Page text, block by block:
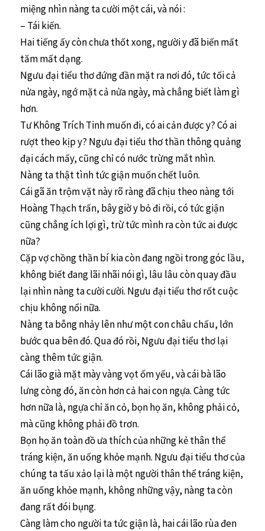
miệng nhìn nàng ta cười một cái, và nói :
– Tái kiến.
Hai tiếng ấy còn chưa thốt xong, người y đã biến mất
tăm mất dạng.
Ngưu đại tiểu thơ đứng đần mặt ra nơi đó, tức tối cả
nửa ngày, ngớ mặt cả nửa ngày, mà chẳng biết làm gì
hơn.
Tư Không Trích Tinh muốn đi, có ai cản được y? Có ai
rượt theo kịp y? Ngưu đại tiểu thơ thần thông quảng
đại cách mấy, cũng chỉ có nước trừng mắt nhìn.
Nàng ta thật tình tức giận muốn chết luôn.
Cái gã ăn trộm vặt này rõ ràng đã chịu theo nàng tới
Hoàng Thạch trấn, bây giờ y bỏ đi rồi, có tức giận
cũng chẳng ích lợi gì, trừ tức mình ra còn tức ai được
nữa?
Cặp vợ chồng thần bí kia còn đang ngồi trong góc lầu,
không biết đang lãi nhãi nói gì, lâu lâu còn quay đầu
lại nhìn nàng ta cười cười. Ngưu đại tiểu thơ rốt cuộc
chịu không nổi nữa.
Nàng ta bỗng nhảy lên như một con châu chấu, lớn
bước qua bên đó. Qua đó rồi, Ngưu đại tiểu thơ lại
càng thêm tức giận.
Cái lão già mặt mày vàng vọt ốm yếu, và cái bà lão
lưng còng đó, ăn còn hơn cả hai con ngựa. Càng tức
hơn nữa là, ngựa chỉ ăn cỏ, bọn họ ăn, không phải cỏ,
mà cũng không phải đồ trơn.
Bọn họ ăn toàn đồ ưa thích của những kẻ thân thể
tráng kiện, ăn uống khỏe mạnh. Ngưu đại tiểu thơ của
chúng ta tấu xảo lại là một người thân thể tráng kiện,
ăn uống khỏe mạnh, không những vậy, nàng ta còn
đang rất đói bụng.
Càng làm cho người ta tức giận là, hai cái lão rùa đen